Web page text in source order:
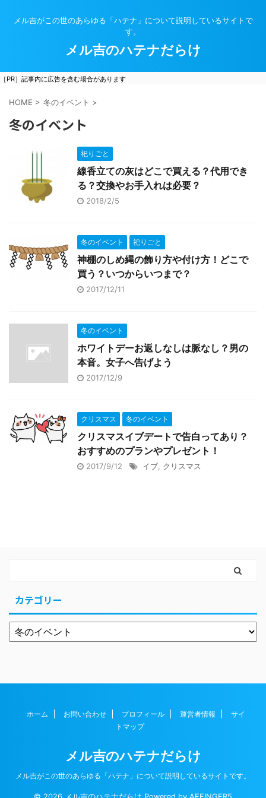
メル吉がこの世のあらゆる「ハテナ」について説明しているサイトで
す。
メル吉のハテナだらけ
［PR］記事内に広告を含む場合があります
HOME > 冬のイベント >
冬のイベント
祀りごと
線香立ての灰はどこで買える？代用でき
る？交換やお手入れは必要？
2018/2/5
冬のイベント 祀りごと
神棚のしめ縄の飾り方や付け方！どこで
買う？いつからいつまで？
2017/12/11
冬のイベント
ホワイトデーお返しなしは脈なし？男の
本音。女子へ告げよう
2017/12/9
クリスマス 冬のイベント
クリスマスイブデートで告白ってあり？
おすすめのプランやプレゼント！
2017/9/12 イブ クリスマス
カテゴリー
ホーム お問い合わせ プロフィール 運営者情報
サイ
トマップ
メル吉のハテナだらけ
メル吉がこの世のあらゆる「ハテナ」について説明しているサイトです。